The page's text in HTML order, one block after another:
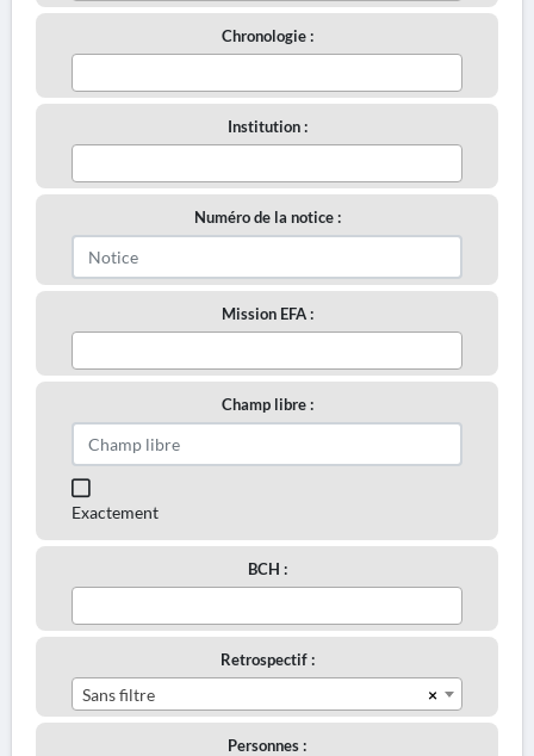
Chronologie :
Institution :
Numéro de la notice :
Mission EFA :
Champ libre :
Exactement
BCH :
Retrospectif :
×
Sans filtre
Personnes :